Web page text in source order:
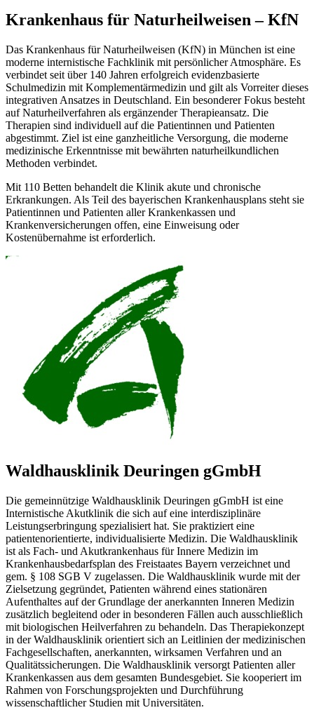
Krankenhaus für Naturheilweisen – KfN
Das Krankenhaus für Naturheilweisen (KfN) in München ist eine
moderne internistische Fachklinik mit persönlicher Atmosphäre. Es
verbindet seit über 140 Jahren erfolgreich evidenzbasierte
Schulmedizin mit Komplementärmedizin und gilt als Vorreiter dieses
integrativen Ansatzes in Deutschland. Ein besonderer Fokus besteht
auf Naturheilverfahren als ergänzender Therapieansatz. Die
Therapien sind individuell auf die Patientinnen und Patienten
abgestimmt. Ziel ist eine ganzheitliche Versorgung, die moderne
medizinische Erkenntnisse mit bewährten naturheilkundlichen
Methoden verbindet.
Mit 110 Betten behandelt die Klinik akute und chronische
Erkrankungen. Als Teil des bayerischen Krankenhausplans steht sie
Patientinnen und Patienten aller Krankenkassen und
Krankenversicherungen offen, eine Einweisung oder
Kostenübernahme ist erforderlich.
Waldhausklinik Deuringen gGmbH
Die gemeinnützige Waldhausklinik Deuringen gGmbH ist eine
Internistische Akutklinik die sich auf eine interdisziplinäre
Leistungserbringung spezialisiert hat. Sie praktiziert eine
patientenorientierte, individualisierte Medizin. Die Waldhausklinik
ist als Fach- und Akutkrankenhaus für Innere Medizin im
Krankenhausbedarfsplan des Freistaates Bayern verzeichnet und
gem. § 108 SGB V zugelassen. Die Waldhausklinik wurde mit der
Zielsetzung gegründet, Patienten während eines stationären
Aufenthaltes auf der Grundlage der anerkannten Inneren Medizin
zusätzlich begleitend oder in besonderen Fällen auch ausschließlich
mit biologischen Heilverfahren zu behandeln. Das Therapiekonzept
in der Waldhausklinik orientiert sich an Leitlinien der medizinischen
Fachgesellschaften, anerkannten, wirksamen Verfahren und an
Qualitätssicherungen. Die Waldhausklinik versorgt Patienten aller
Krankenkassen aus dem gesamten Bundesgebiet. Sie kooperiert im
Rahmen von Forschungsprojekten und Durchführung
wissenschaftlicher Studien mit Universitäten.